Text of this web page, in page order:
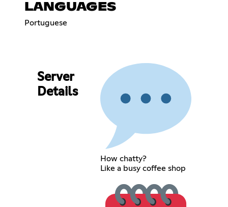
LANGUAGES
Portuguese
Server
Details
How chatty?
Like a busy coffee shop